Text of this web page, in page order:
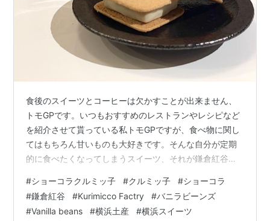
食後のスイーツとコーヒーは欠かすことが出来ません、
トモGPです。いつもおすすめのレストランやレシピなど
を紹介させて貰っている私トモGPですが、食べ物に関し
てはもちろん甘いものも大好きです。そんな自分が定期
的に食べたくなってしまうスイーツ、それが鎌倉紅谷
らも神奈川県のお菓子メーカーである
VANILLABEANS（バニラビーンズ）のチョコ菓子”ショー
コラ”とのコラボレーション商品「ショーコラ クルミッ
#ショーコラクルミッ子 #クルミッ子 #ショーコラ
#鎌倉紅谷 #Kurimicco Factry #バニラビーンズ
#Vanilla beans #横浜土産 #横浜スイーツ